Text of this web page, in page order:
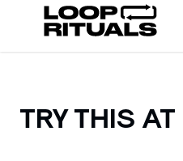
TRY THIS